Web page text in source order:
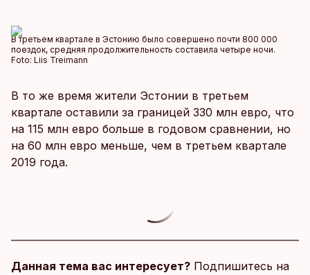
В третьем квартале в Эстонию было совершено почти 800 000
поездок, средняя продолжительность составила четыре ночи.
Foto: Liis Treimann
В то же время жители Эстонии в третьем
квартале оставили за границей 330 млн евро, что
на 115 млн евро больше в годовом сравнении, но
на 60 млн евро меньше, чем в третьем квартале
2019 года.
Данная тема вас интересует? Подпишитесь на